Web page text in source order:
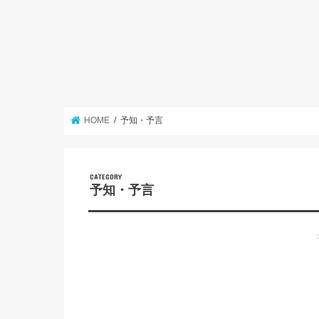
HOME 予知・予言
予知・予言